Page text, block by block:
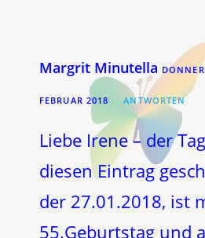
Margrit Minutella
FEBRUAR 2018 ANTWORTEN
Liebe Irene – der
diesen Eintrag
der 27.01.2018, ist
55.Geburtstag und